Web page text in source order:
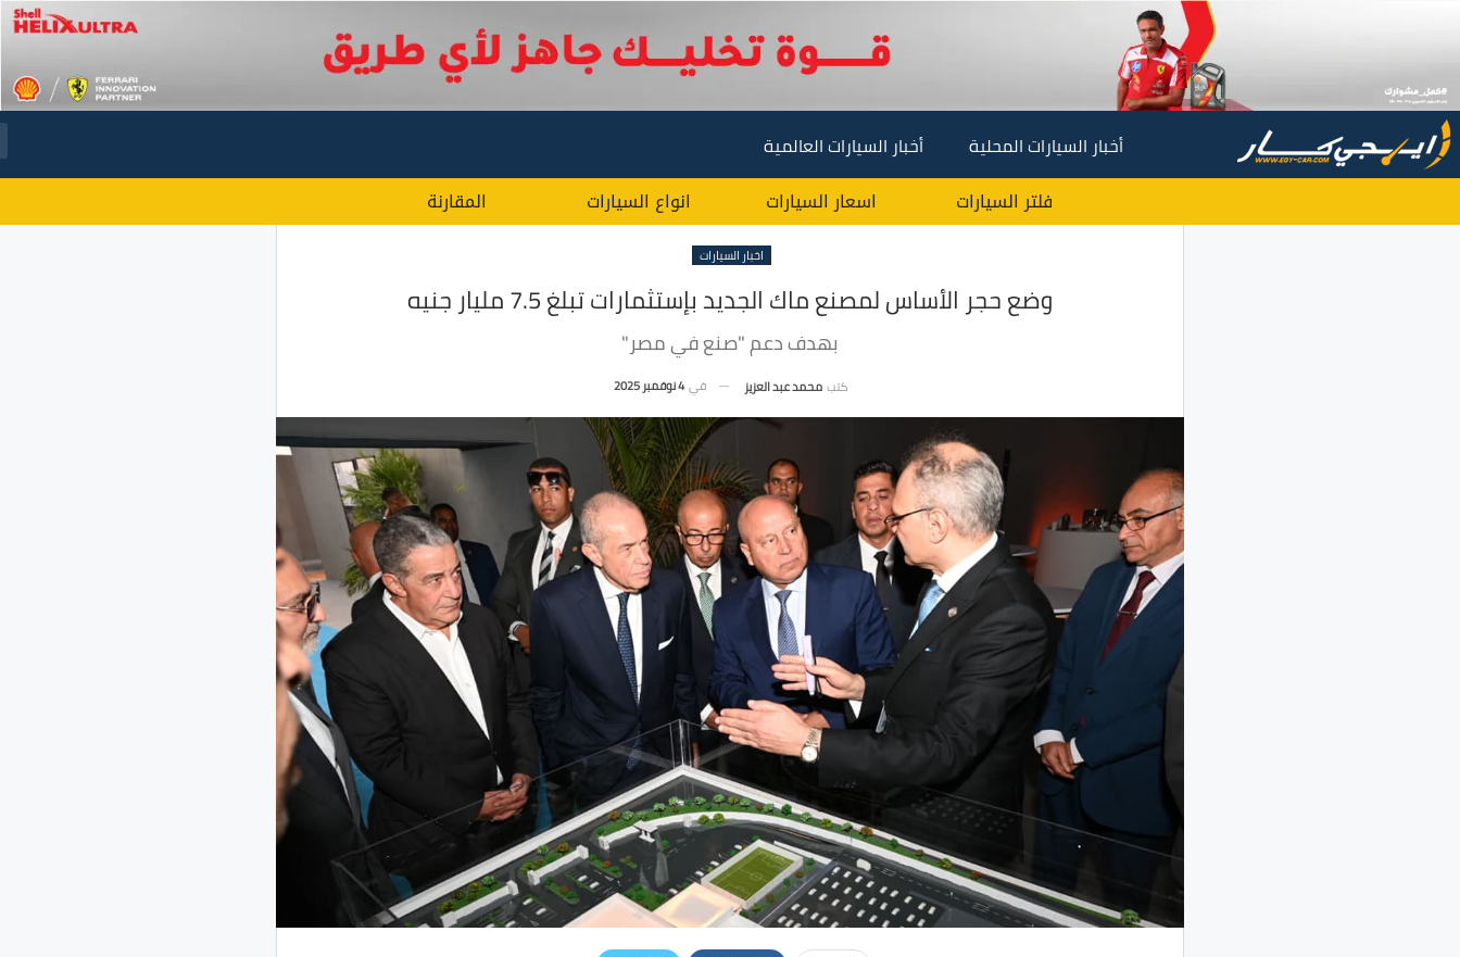
أخبار السيارات المحلية أخبار السيارات العالمية
فلتر السيارات اسعار السيارات انواع السيارات المقارنة
اخبار السيارات
وضع حجر الأساس لمصنع ماك الجديد بإستثمارات تبلغ 7.5 مليار جنيه
بهدف دعم "صنع في مصر"
كتب محمد عبد العزيز في 4 نوفمبر 2025